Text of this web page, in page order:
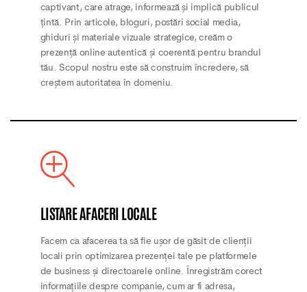
captivant, care atrage, informează și implică publicul
țintă. Prin articole, bloguri, postări social media,
ghiduri și materiale vizuale strategice, creăm o
prezență online autentică și coerentă pentru brandul
tău. Scopul nostru este să construim încredere, să
creștem autoritatea în domeniu.
LISTARE AFACERI LOCALE
Facem ca afacerea ta să fie ușor de găsit de clienții
locali prin optimizarea prezenței tale pe platformele
de business și directoarele online. Înregistrăm corect
informațiile despre companie, cum ar fi adresa,